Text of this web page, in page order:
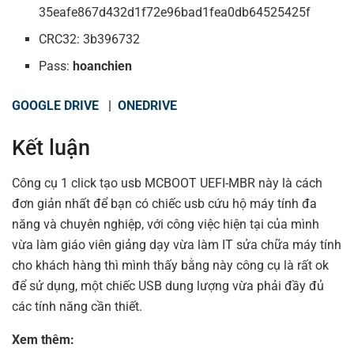
35eafe867d432d1f72e96bad1fea0db64525425f
CRC32: 3b396732
Pass:hoanchien
GOOGLE DRIVE | ONEDRIVE
Kết luận
Công cụ 1 click tạo usb MCBOOT UEFI-MBR này là cách
đơn giản nhất để bạn có chiếc usb cứu hộ máy tính đa
năng và chuyên nghiệp, với công việc hiện tại của mình
vừa làm giáo viên giảng dạy vừa làm IT sửa chữa máy tính
cho khách hàng thì mình thấy bằng này công cụ là rất ok
để sử dụng, một chiếc USB dung lượng vừa phải đầy đủ
các tính năng cần thiết.
Xem thêm: